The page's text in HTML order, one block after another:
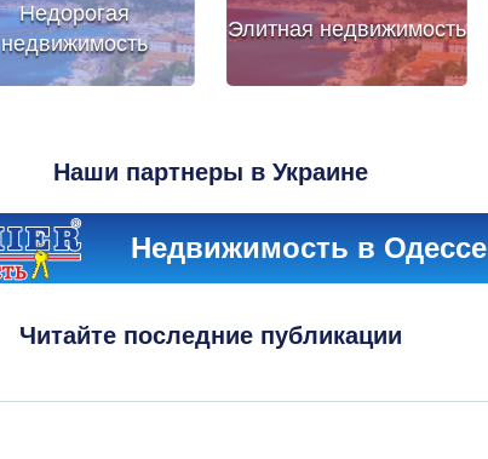
Недорогая
недвижимость
Элитная недвижимость
Наши партнеры в Украине
Недвижимость в Одессе
Читайте последние публикации